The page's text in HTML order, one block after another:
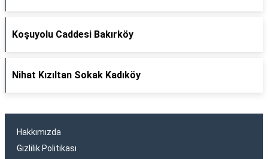
Koşuyolu Caddesi Bakırköy
Nihat Kızıltan Sokak Kadıköy
Hakkımızda
Gizlilik Politikası